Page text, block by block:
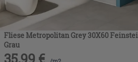
Fliese Metropolitan Grey 30X60
Grau
35,99 €